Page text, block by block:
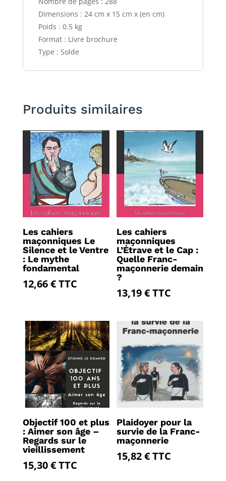
Dimensions : 24 cm x 15 cm x (en cm)
Poids : 0.5 kg
Format : Livre brochure
Type : Solde
Produits similaires
Les cahiers
maçonniques Le
Silence et le Ventre
: Le mythe
fondamental
12,66€TTC
Les cahiers
maçonniques
L’Étrave et le Cap :
Quelle Franc-
maçonnerie demain
?
13,19€TTC
Objectif 100 et plus
: Aimer son âge –
Regards sur le
vieillissement
15,30€TTC
Plaidoyer pour la
survie de la Franc-
maçonnerie
15,82€TTC